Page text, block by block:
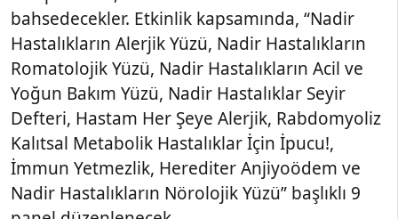
bahsedecekler. Etkinlik kapsamında, “Nadir
Hastalıkların Alerjik Yüzü, Nadir Hastalıkların
Romatolojik Yüzü, Nadir Hastalıkların Acil ve
Yoğun Bakım Yüzü, Nadir Hastalıklar Seyir
Defteri, Hastam Her Şeye Alerjik, Rabdomyoliz
Kalıtsal Metabolik Hastalıklar İçin İpucu!,
İmmun Yetmezlik, Herediter Anjiyoödem ve
Nadir Hastalıkların Nörolojik Yüzü” başlıklı 9